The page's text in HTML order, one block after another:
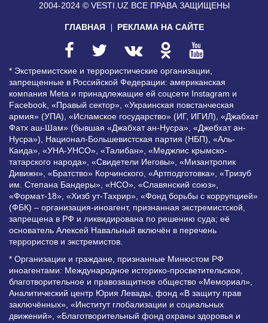
2004-2024 © VESTI.UZ ВСЕ ПРАВА ЗАЩИЩЕНЫ
ГЛАВНАЯ РЕКЛАМА НА САЙТЕ
* Экстремистские и террористические организации,
запрещенные в Российской Федерации: американская
компания Meta и принадлежащие ей соцсети Instagram и
Facebook, «Правый сектор», «Украинская повстанческая
армия» (УПА), «Исламское государство» (ИГ, ИГИЛ), «Джабхат
Фатх аш-Шам» (бывшая «Джабхат ан-Нусра», «Джебхат ан-
Нусра»), Национал-Большевистская партия (НБП), «Аль-
Каида», «УНА-УНСО», «Талибан», «Меджлис крымско-
татарского народа», «Свидетели Иеговы», «Мизантропик
Дивижн», «Братство» Корчинского, «Артподготовка», «Тризуб
им. Степана Бандеры», «НСО», «Славянский союз»,
«Формат-18», «Хизб ут-Тахрир», «Фонд борьбы с коррупцией»
(ФБК) – организация-иноагент, признанная экстремистской,
запрещена в РФ и ликвидирована по решению суда; её
основатель Алексей Навальный включён в перечень
террористов и экстремистов.
* Организации и граждане, признанные Минюстом РФ
иноагентами: Международное историко-просветительское,
благотворительное и правозащитное общество «Мемориал»,
Аналитический центр Юрия Левады, фонд «В защиту прав
заключённых», «Институт глобализации и социальных
движений», «Благотворительный фонд охраны здоровья и